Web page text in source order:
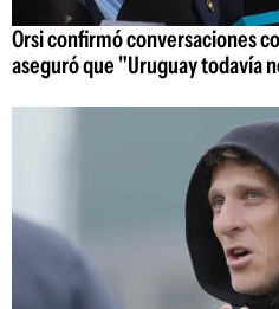
Orsi confirmó conversaciones
aseguró que "Uruguay todavía